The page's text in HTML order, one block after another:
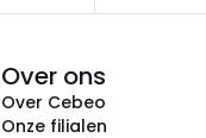
Over ons
Over Cebeo
Onze filialen